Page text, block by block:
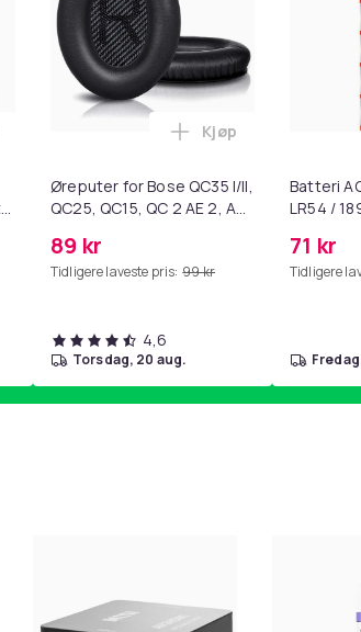
- mage- og kjernetrening,
Skjærebrett i titan, antibakterielt
Øreputer for Bose QC35 I/II,
QC25, QC15, QC 2 AE 2, AE
SoundLink Black
89 kr
Tidligere laveste pris: 99 kr
Legg Øreputer for
Kjøp
4,6
torsdag, 20 aug.
Batteri
LR54 /
71 kr
Tidligere